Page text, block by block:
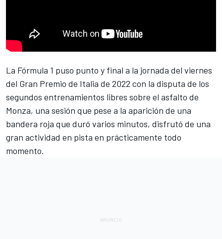
La Fórmula 1 puso punto y final a la jornada del viernes
del Gran Premio de Italia de 2022 con la disputa de los
segundos entrenamientos libres sobre el asfalto de
Monza, una sesión que pese a la aparición de una
bandera roja que duró varios minutos, disfrutó de una
gran actividad en pista en prácticamente todo
momento.